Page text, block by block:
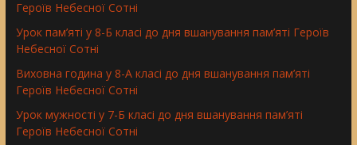
Героїв Небесної Сотні
Урок пам’яті у 8-Б класі до дня вшанування пам’яті Героїв
Небесної Сотні
Виховна година у 8-А класі до дня вшанування пам’яті
Героїв Небесної Сотні
Урок мужності у 7-Б класі до дня вшанування пам’яті
Героїв Небесної Сотні